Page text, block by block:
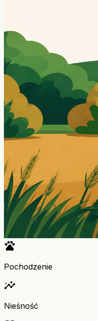
pets
Pochodzenie
insights
Nieśność